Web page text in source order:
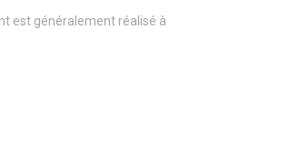
est généralement réalisé à